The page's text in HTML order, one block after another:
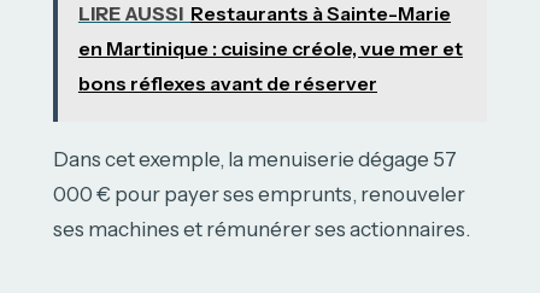
LIRE AUSSI Restaurants à Sainte-Marie
en Martinique : cuisine créole, vue mer et
bons réflexes avant de réserver
Dans cet exemple, la menuiserie dégage 57
000 € pour payer ses emprunts, renouveler
ses machines et rémunérer ses actionnaires.